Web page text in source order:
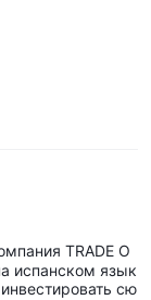
TRADE O
испанском язык
сю